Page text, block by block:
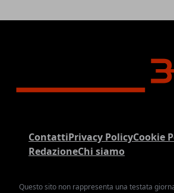
ContattiPrivacy PolicyCookie
RedazioneChi siamo
Questo sito non rappresenta una testata